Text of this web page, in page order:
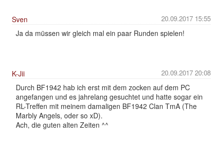
20.09.2017 15:55
Sven
Ja da müssen wir gleich mal ein paar Runden spielen!
20.09.2017 20:08
K-Jii
Durch BF1942 hab ich erst mit dem zocken auf dem PC
angefangen und es jahrelang gesuchtet und hatte sogar ein
RL-Treffen mit meinem damaligen BF1942 Clan TmA (The
Marbly Angels, oder so xD).
Ach, die guten alten Zeiten ^^